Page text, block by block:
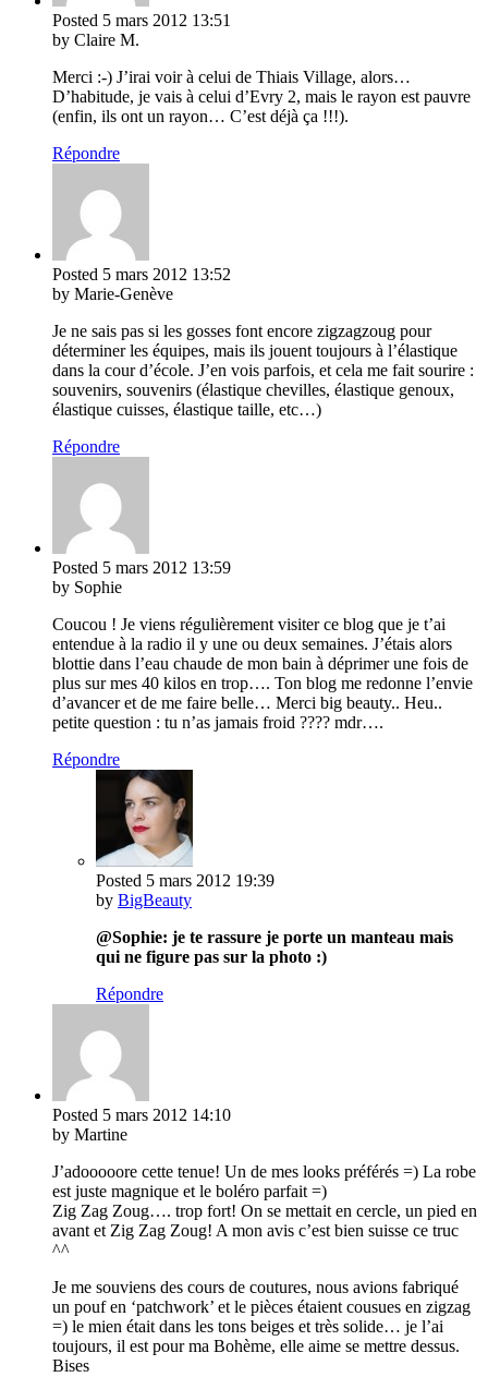
Posted 5 mars 2012 13:51
by Claire M.
Merci :-) J’irai voir à celui de Thiais Village, alors…
D’habitude, je vais à celui d’Evry 2, mais le rayon est pauvre
(enfin, ils ont un rayon… C’est déjà ça !!!).
Répondre
Posted 5 mars 2012 13:52
by Marie-Genève
Je ne sais pas si les gosses font encore zigzagzoug pour
déterminer les équipes, mais ils jouent toujours à l’élastique
dans la cour d’école. J’en vois parfois, et cela me fait sourire :
souvenirs, souvenirs (élastique chevilles, élastique genoux,
élastique cuisses, élastique taille, etc…)
Répondre
Posted 5 mars 2012 13:59
by Sophie
Coucou ! Je viens régulièrement visiter ce blog que je t’ai
entendue à la radio il y une ou deux semaines. J’étais alors
blottie dans l’eau chaude de mon bain à déprimer une fois de
plus sur mes 40 kilos en trop…. Ton blog me redonne l’envie
d’avancer et de me faire belle… Merci big beauty.. Heu..
petite question : tu n’as jamais froid ???? mdr….
Répondre
Posted 5 mars 2012 19:39
by BigBeauty
@Sophie: je te rassure je porte un manteau mais
qui ne figure pas sur la photo :)
Répondre
Posted 5 mars 2012 14:10
by Martine
J’adooooore cette tenue! Un de mes looks préférés =) La robe
est juste magnique et le boléro parfait =)
Zig Zag Zoug…. trop fort! On se mettait en cercle, un pied en
avant et Zig Zag Zoug! A mon avis c’est bien suisse ce truc
^^
Je me souviens des cours de coutures, nous avions fabriqué
un pouf en ‘patchwork’ et le pièces étaient cousues en zigzag
=) le mien était dans les tons beiges et très solide… je l’ai
toujours, il est pour ma Bohème, elle aime se mettre dessus.
Bises